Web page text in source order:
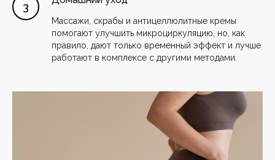
Массажи, скрабы и антицеллюлитные кремы
помогают улучшить микроциркуляцию, но, как
правило, дают только временный эффект и лучше
работают в комплексе с другими методами.